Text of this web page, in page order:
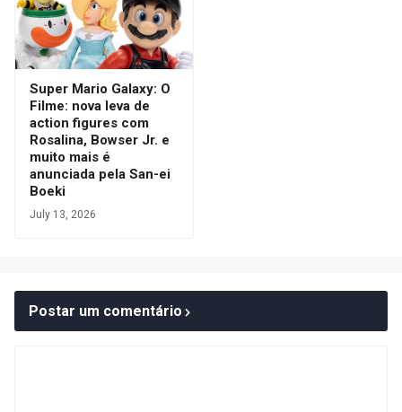
Super Mario Galaxy: O
Filme: nova leva de
action figures com
Rosalina, Bowser Jr. e
muito mais é
anunciada pela San-ei
Boeki
July 13, 2026
Postar um comentário